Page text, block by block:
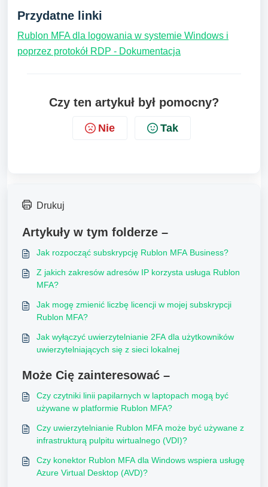
Przydatne linki
Rublon MFA dla logowania w systemie Windows i
poprzez protokół RDP - Dokumentacja
Czy ten artykuł był pomocny?
Nie Tak
Drukuj
Artykuły w tym folderze –
Jak rozpocząć subskrypcję Rublon MFA Business?
Z jakich zakresów adresów IP korzysta usługa Rublon
MFA?
Jak mogę zmienić liczbę licencji w mojej subskrypcji
Rublon MFA?
Jak wyłączyć uwierzytelnianie 2FA dla użytkowników
uwierzytelniających się z sieci lokalnej
Może Cię zainteresować –
Czy czytniki linii papilarnych w laptopach mogą być
używane w platformie Rublon MFA?
Czy uwierzytelnianie Rublon MFA może być używane z
infrastrukturą pulpitu wirtualnego (VDI)?
Czy konektor Rublon MFA dla Windows wspiera usługę
Azure Virtual Desktop (AVD)?